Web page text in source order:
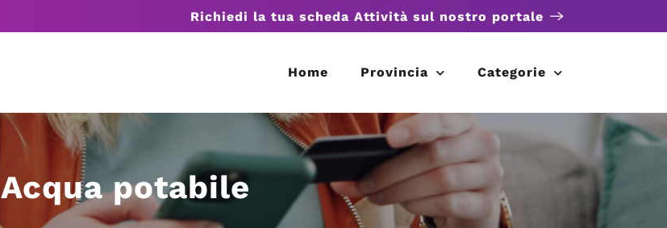
Richiedi la tua scheda Attività sul nostro portale
Home Provincia Categorie
Acqua potabile